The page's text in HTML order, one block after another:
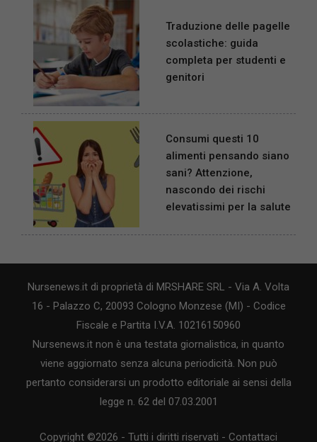
Traduzione delle pagelle
scolastiche: guida
completa per studenti e
genitori
Consumi questi 10
alimenti pensando siano
sani? Attenzione,
nascondo dei rischi
elevatissimi per la salute
Nursenews.it di proprietà di MRSHARE SRL - Via A. Volta
16 - Palazzo C, 20093 Cologno Monzese (MI) - Codice
Fiscale e Partita I.V.A. 10216150960
Nursenews.it non è una testata giornalistica, in quanto
viene aggiornato senza alcuna periodicità. Non può
pertanto considerarsi un prodotto editoriale ai sensi della
legge n. 62 del 07.03.2001
Copyright ©2026 - Tutti i diritti riservati - Contattaci